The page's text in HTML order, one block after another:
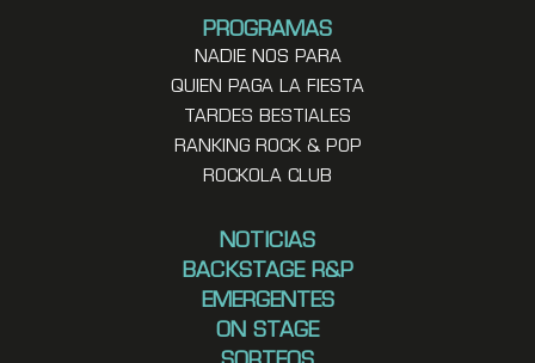
PROGRAMAS
NADIE NOS PARA
QUIEN PAGA LA FIESTA
TARDES BESTIALES
RANKING ROCK & POP
ROCKOLA CLUB
NOTICIAS
BACKSTAGE R&P
EMERGENTES
ON STAGE